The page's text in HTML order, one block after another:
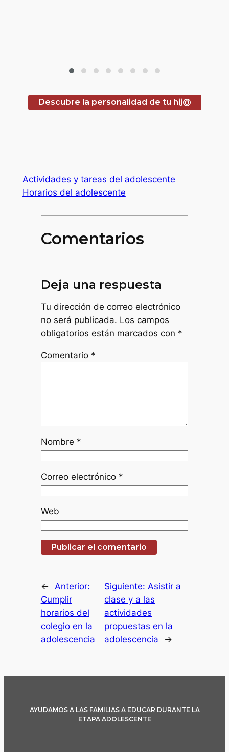
Descubre la personalidad de tu hij@
Actividades y tareas del adolescente
Horarios del adolescente
Comentarios
Deja una respuesta
Tu dirección de correo electrónico
no será publicada. Los campos
obligatorios están marcados con *
Comentario *
Nombre *
Correo electrónico *
Web
← Anterior:
Cumplir
horarios del
colegio en la
adolescencia
Siguiente:Asistir a
clase y a las
actividades
propuestas en la
adolescencia
→
AYUDAMOS A LAS FAMILIAS A EDUCAR DURANTE LA
ETAPA ADOLESCENTE